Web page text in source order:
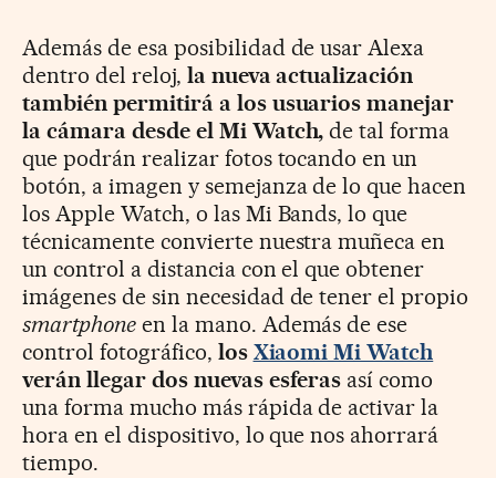
Además de esa posibilidad de usar Alexa
dentro del reloj, la nueva actualización
también permitirá a los usuarios manejar
la cámara desde el Mi Watch, de tal forma
que podrán realizar fotos tocando en un
botón, a imagen y semejanza de lo que hacen
los Apple Watch, o las Mi Bands, lo que
técnicamente convierte nuestra muñeca en
un control a distancia con el que obtener
imágenes de sin necesidad de tener el propio
smartphoneen la mano. Además de ese
control fotográfico, los Xiaomi Mi Watch
verán llegar dos nuevas esferas así como
una forma mucho más rápida de activar la
hora en el dispositivo, lo que nos ahorrará
tiempo.